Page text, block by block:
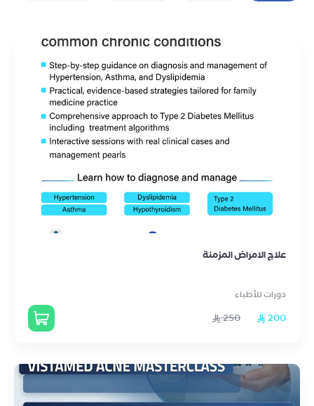
علاج الامراض المزمنة
دورات للأطباء
200
250